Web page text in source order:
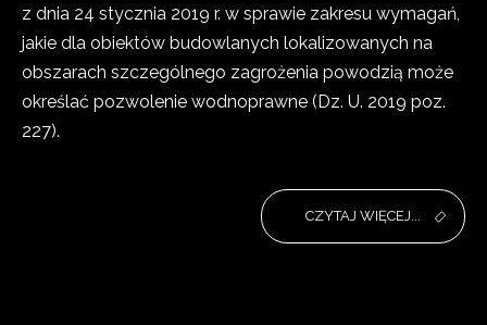
z dnia 24 stycznia 2019 r. w sprawie zakresu wymagań,
jakie dla obiektów budowlanych lokalizowanych na
obszarach szczególnego zagrożenia powodzią może
określać pozwolenie wodnoprawne (Dz. U. 2019 poz.
227).
CZYTAJ WIĘCEJ...